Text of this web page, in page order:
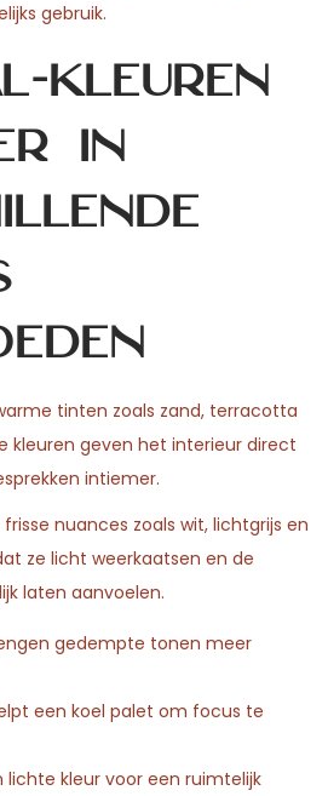
gebruik.
kleuren
in
tinten zoals zand, terracotta
kleuren geven het interieur direct
intiemer.
nuances zoals wit, lichtgrijs en
ze licht weerkaatsen en de
laten aanvoelen.
gedempte tonen meer
een koel palet om focus te
lichte kleur voor een ruimtelijk